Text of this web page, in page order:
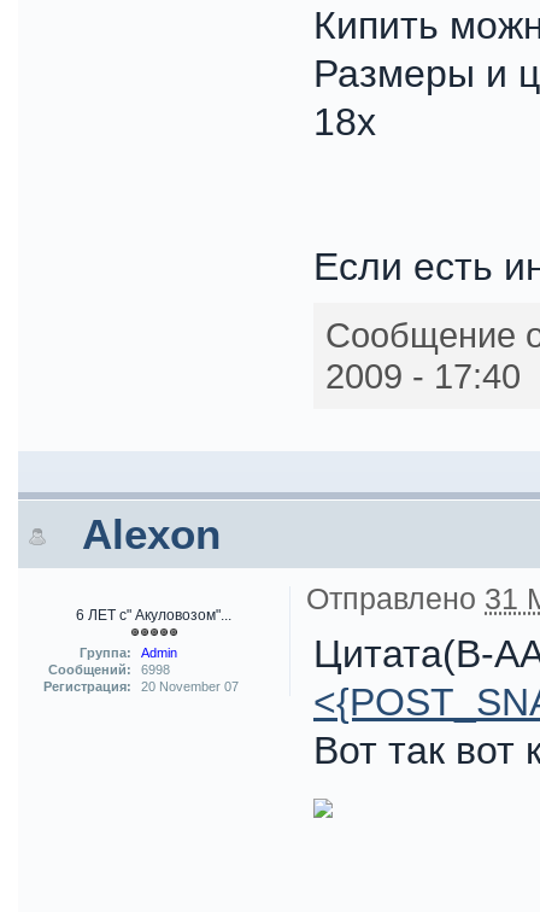
Кипить
Размеры и
18х
Если есть
Сообщение
2009 - 17:40
Alexon
6 ЛЕТ с" Акуловозом"...
Группа:
Admin
Сообщений:
6998
Регистрация:
20 November 07
Отправлено 31
Цитата(B-
Вот так вот